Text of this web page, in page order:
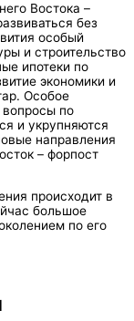
Востока –
без
особый
и строительство
ипотеки по
экономики и
Особое
по
и укрупняются
направления
– форпост
происходит в
большое
по его